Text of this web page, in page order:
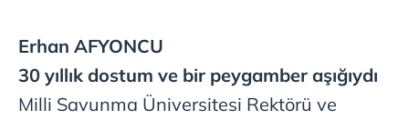
Erhan AFYONCU
30 yıllık dostum ve bir peygamber aşığıydı
Milli Savunma Üniversitesi Rektörü ve